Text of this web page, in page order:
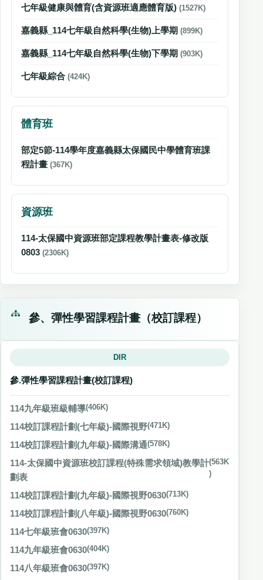
七年級健康與體育(含資源班適應體育版) (1527K)
嘉義縣_114七年級自然科學(生物)上學期 (899K)
嘉義縣_114七年級自然科學(生物)下學期 (903K)
七年級綜合 (424K)
體育班
部定5節-114學年度嘉義縣太保國民中學體育班課
程計畫 (367K)
資源班
114-太保國中資源班部定課程教學計畫表-修改版
0803 (2306K)
參、彈性學習課程計畫（校訂課程）
DIR
參.彈性學習課程計畫(校訂課程)
114九年級班級輔導(406K)
114校訂課程計劃(七年級)-國際視野(471K)
114校訂課程計劃(九年級)-國際溝通(578K)
114-太保國中資源班校訂課程(特殊需求領域)教學計
劃表
(563K
)
114校訂課程計劃(九年級)-國際視野0630(713K)
114校訂課程計劃(八年級)-國際視野0630(760K)
114七年級班會0630(397K)
114九年級班會0630(404K)
114八年級班會0630(397K)